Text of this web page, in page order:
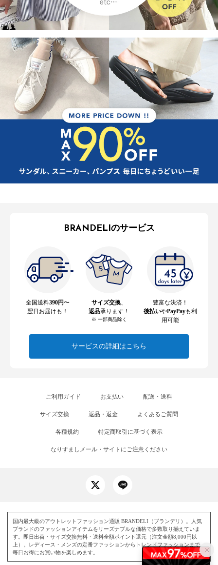
BRANDELIのサービス
全国送料390円〜
翌日お届けも！
サイズ交換
返品承ります！
※ 一部商品除く
豊富な決済！
後払いやPayPayも利
用可能
サービスの詳細はこちら
ご利用ガイド お支払い 配送・送料
サイズ交換 返品・返金 よくあるご質問
各種規約 特定商取引に基づく表示
なりすましメール・サイトにご注意ください
国内最大級のアウトレットファッション通販 BRANDELI（ブランデリ）。人気
ブランドのファッションアイテムをリーズナブルな価格で多数取り揃えていま
す。即日出荷・サイズ交換無料・送料全額ポイント還元（注文金額8,000円以
上）。レディース・メンズの定番ファッションからトレンドファッションまで、
毎日お得にお買い物を楽しめます。